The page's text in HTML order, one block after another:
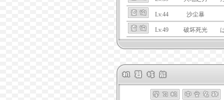
Lv.44 沙尘暴
Lv.49 破坏死光